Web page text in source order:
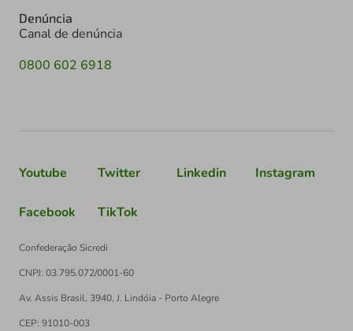
Denúncia
Canal de denúncia
0800 602 6918
Youtube Twitter Linkedin Instagram
Facebook TikTok
Confederação Sicredi
CNPJ: 03.795.072/0001-60
Av. Assis Brasil, 3940, J. Lindóia - Porto Alegre
CEP: 91010-003